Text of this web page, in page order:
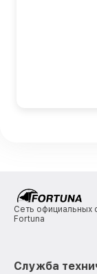
Сеть официальных
Fortuna
Служба